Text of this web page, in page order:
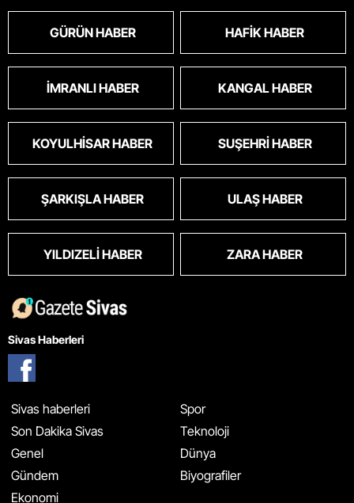
GÜRÜN HABER HAFIK HABER
İMRANLI HABER KANGAL HABER
KOYULHISAR HABER SUŞEHRI HABER
ŞARKIŞLA HABER ULAŞ HABER
YILDIZELI HABER ZARA HABER
Sivas Haberleri
Sivas haberleri
Son Dakika Sivas
Genel
Gündem
Ekonomi
Spor
Teknoloji
Dünya
Biyografiler